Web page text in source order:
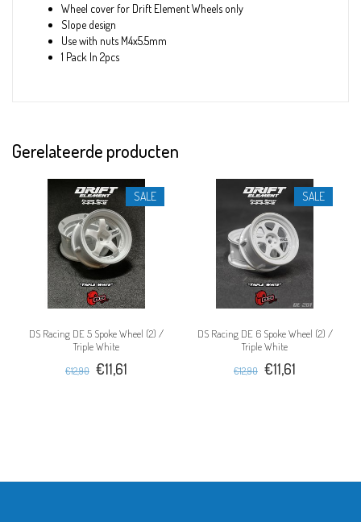
Wheel cover for Drift Element Wheels only
Slope design
Use with nuts M4x5.5mm
1 Pack In 2pcs
Gerelateerde producten
SALE
DS Racing DE 5 Spoke Wheel (2) /
Triple White
€12,90 €11,61
SALE
DS Racing DE 6 Spoke Wheel (2) /
Triple White
€12,90 €11,61